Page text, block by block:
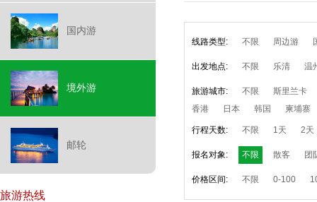
国内游
境外游
邮轮
旅游热线
线路类型: 不限 周边游
出发地点: 不限 乐清 温
旅游城市: 不限
斯里兰卡
香港
日本 韩国 柬埔寨
行程天数: 不限 1天 2天
报名对象: 不限 散客 团
价格区间: 不限 0-100